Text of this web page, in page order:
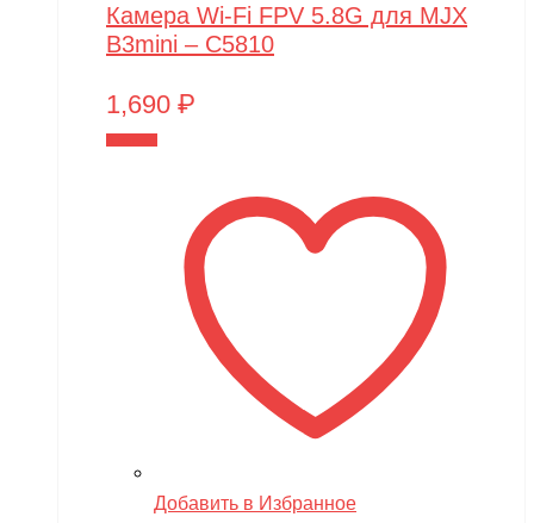
Камера Wi-Fi FPV 5.8G для MJX
B3mini – C5810
1,690 ₽
Добавить в Избранное